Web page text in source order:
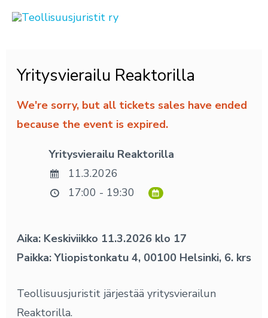
Siirry
Yritysvierailu Reaktorilla
We're sorry, but all tickets sales have ended
because the event is expired.
Yritysvierailu Reaktorilla
11.3.2026
17:00 - 19:30
Aika: Keskiviikko 11.3.2026 klo 17
Paikka: Yliopistonkatu 4, 00100 Helsinki, 6. krs
Teollisuusjuristit järjestää yritysvierailun
Reaktorilla.
navigation